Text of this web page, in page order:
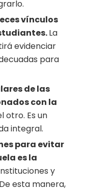
vínculos
La
evidenciar
para
de las
con la
otro. Es un
integral.
para evitar
es la
y
esta manera,